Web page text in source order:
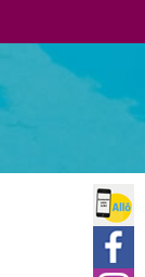
Allo
Ville